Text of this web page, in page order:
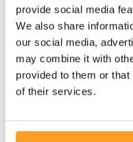
provide social media
We also share
our social media,
may combine it with
provided to them or
of their services.